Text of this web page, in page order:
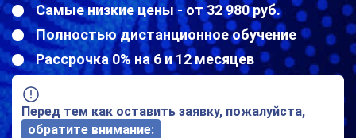
Самые низкие цены - от 32 980 руб.
Полностью дистанционное обучение
Рассрочка 0% на 6 и 12 месяцев
Перед тем как оставить заявку, пожалуйста,
обратите внимание: